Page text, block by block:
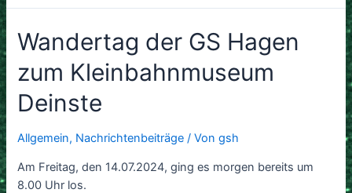
Wandertag der GS Hagen
zum Kleinbahnmuseum
Deinste
Allgemein, Nachrichtenbeiträge / Vongsh
Am Freitag, den 14.07.2024, ging es morgen bereits um
8.00 Uhr los.